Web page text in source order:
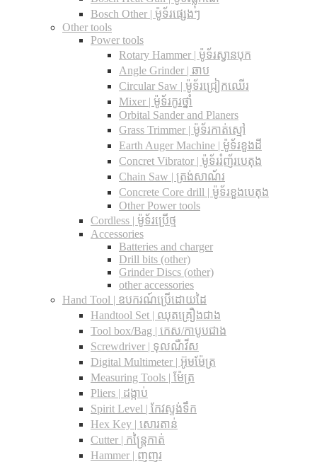
Bosch Other | ម៉ូទ័រផ្សេងៗ
Other tools
Power tools
Rotary Hammer | ម៉ូទ័រស្វានបុក
Angle Grinder | ឆាប
Circular Saw​ | ម៉ូទ័រជ្រៀកឈើរ
Mixer | ម៉ូទ័រកូរថ្នាំ
Orbital Sander and Planers
Grass Trimmer | ម៉ូទ័រកាត់ស្មៅ
Earth Auger Machine | ម៉ូទ័រខួងដី
Concret Vibrator | ម៉ូទ័ររំញ័របេតុង
Chain Saw | ត្រង់សាណ័រ
Concrete Core drill | ម៉ូទ័រខួងបេតុង
Other Power tools
Cordless​ | ម៉ូទ័រប្រើថ្ម
Accessories
Batteries and charger
Drill bits (other)
Grinder Discs (other)
other accessories
Hand Tool | ឧបករណ៍ប្រើដោយដៃ
Handtool Set | ឈុតគ្រឿងជាង
Tool box/Bag | កេស/កាបូបជាង
Screwdriver | ទុលណឺវីស
Digital Multimeter | អ៊ូមម៉ែត្រ
Measuring Tools | ម៉ែត្រ
Pliers | ដង្កាប់
Spirit Level | កែវស្ទង់ទឹក
Hex Key | សោរតាន់
Cutter | កន្រ្តៃកាត់
Hammer | ញញួរ